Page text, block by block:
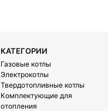
КАТЕГОРИИ
Газовые котлы
Электрокотлы
Твердотопливные котлы
Комплектующие для
отопления